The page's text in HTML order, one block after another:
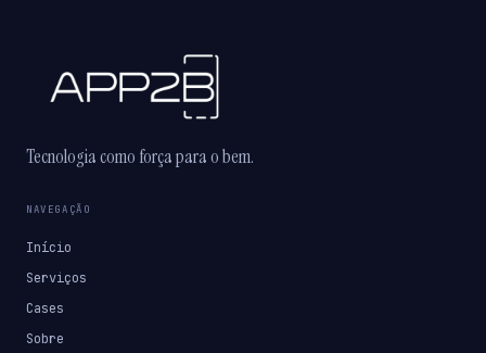
Tecnologia como força para o bem.
NAVEGAÇÃO
Início
Serviços
Cases
Sobre